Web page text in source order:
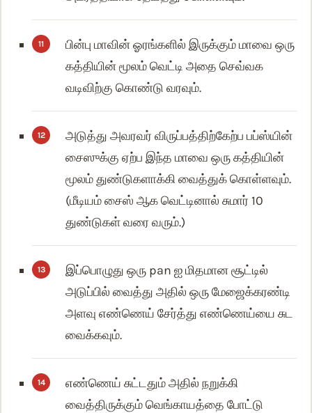
பின்பு மாவின் ஓரங்களில் இருக்கும் மாவை ஒரு
கத்தியின் மூலம் வெட்டி அதை செவ்வக
வடிவிற்கு கொண்டு வரவும்.
அடுத்து அவரவர் விருப்பத்திற்கேற்ப பப்ஸ்யின்
சைஸுக்கு ஏற்ப இந்த மாவை ஒரு கத்தியின்
மூலம் துண்டுகளாக்கி வைத்துக் கொள்ளவும்.
(மீடியம் சைஸ் ஆக வெட்டினால் சுமார் 10
துண்டுகள் வரை வரும்.)
இப்பொழுது ஒரு pan ஐ மிதமான சூட்டில்
அடுப்பில் வைத்து அதில் ஒரு மேஜைக்கரண்டி
அளவு எண்ணெய் சேர்த்து எண்ணெய்யை சுட
வைக்கவும்.
எண்ணெய் சுட்டதும் அதில் நறுக்கி
வைத்திருக்கும் வெங்காயத்தை போட்டு